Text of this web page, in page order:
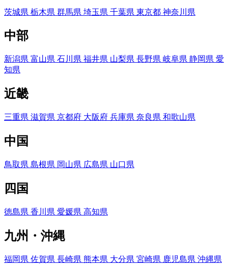
茨城県 栃木県 群馬県 埼玉県 千葉県 東京都 神奈川県
中部
新潟県 富山県 石川県 福井県 山梨県 長野県 岐阜県 静岡県 愛
知県
近畿
三重県 滋賀県 京都府 大阪府 兵庫県 奈良県 和歌山県
中国
鳥取県 島根県 岡山県 広島県 山口県
四国
徳島県 香川県 愛媛県 高知県
九州・沖縄
福岡県 佐賀県 長崎県 熊本県 大分県 宮崎県 鹿児島県 沖縄県